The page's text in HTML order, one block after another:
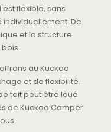
flexible, sans
De
et la structure
au Kuckoo
et de flexibilité.
toit peut être loué
de Kuckoo Camper